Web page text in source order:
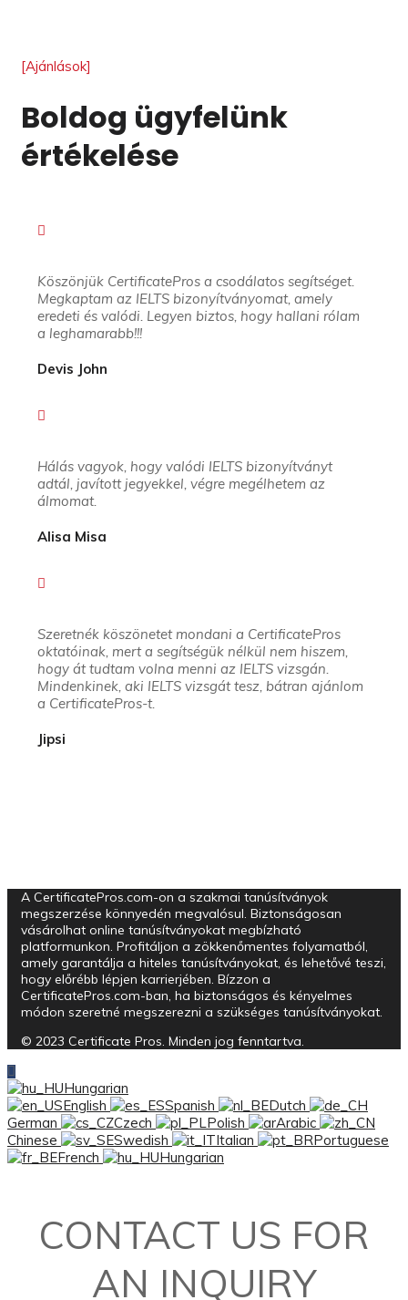
[Ajánlások]
Boldog ügyfelünk
értékelése
Köszönjük CertificatePros a csodálatos segítséget.
Megkaptam az IELTS bizonyítványomat, amely
eredeti és valódi. Legyen biztos, hogy hallani rólam
a leghamarabb!!!
Devis John
Hálás vagyok, hogy valódi IELTS bizonyítványt
adtál, javított jegyekkel, végre megélhetem az
álmomat.
Alisa Misa
Szeretnék köszönetet mondani a CertificatePros
oktatóinak, mert a segítségük nélkül nem hiszem,
hogy át tudtam volna menni az IELTS vizsgán.
Mindenkinek, aki IELTS vizsgát tesz, bátran ajánlom
a CertificatePros-t.
Jipsi
A CertificatePros.com-on a szakmai tanúsítványok
megszerzése könnyedén megvalósul. Biztonságosan
vásárolhat online tanúsítványokat megbízható
platformunkon. Profitáljon a zökkenőmentes folyamatból,
amely garantálja a hiteles tanúsítványokat, és lehetővé teszi,
hogy előrébb lépjen karrierjében. Bízzon a
CertificatePros.com-ban, ha biztonságos és kényelmes
módon szeretné megszerezni a szükséges tanúsítványokat.
© 2023 Certificate Pros. Minden jog fenntartva.
Hungarian
English
Spanish
Dutch
German
Czech Polish
Arabic
Chinese
Swedish Italian
Portuguese
French
Hungarian
CONTACT US FOR
AN INQUIRY